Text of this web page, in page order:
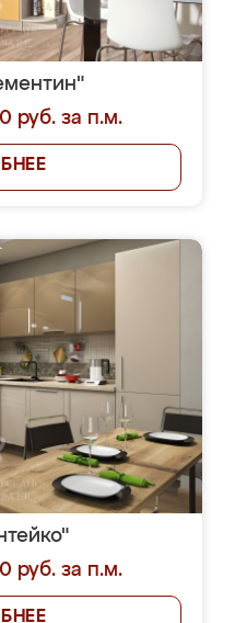
руб. за п.м.
руб. за п.м.